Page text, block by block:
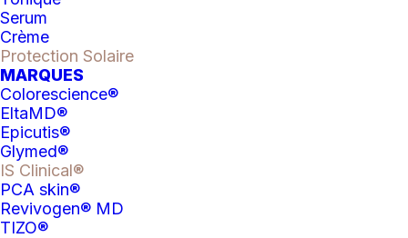
Serum
Crème
Protection Solaire
MARQUES
Colorescience®
EltaMD®
Epicutis®
Glymed®
IS Clinical®
PCA skin®
Revivogen® MD
TIZO®
Formulé spécialement pour la peau
délicate des lèvres.
Protecteur • Nourrissant •
Réparateur
Formulé pour la peau délicate des
lèvres,LIProtect FPS 35